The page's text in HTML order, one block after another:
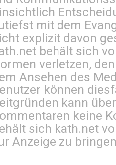
mit dem
explizit davon
behält sich
verletzen,
Ansehen des
können
kann
keine
sich kath.net
Anzeige zu